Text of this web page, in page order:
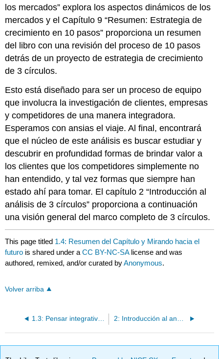
los mercados” explora los aspectos dinámicos de los
mercados y el Capítulo 9 “Resumen: Estrategia de
crecimiento en 10 pasos” proporciona un resumen
del libro con una revisión del proceso de 10 pasos
detrás de un proyecto de estrategia de crecimiento
de 3 círculos.
Esto está diseñado para ser un proceso de equipo
que involucra la investigación de clientes, empresas
y competidores de una manera integradora.
Esperamos con ansias el viaje. Al final, encontrará
que el núcleo de este análisis es buscar estudiar y
descubrir en profundidad formas de brindar valor a
los clientes que los competidores simplemente no
han entendido, y tal vez formas que siempre han
estado ahí para tomar. El capítulo 2 “Introducción al
análisis de 3 círculos” proporciona a continuación
una visión general del marco completo de 3 círculos.
This page titled 1.4: Resumen del Capítulo y Mirando hacia el
futuro is shared under aCC BY-NC-SA license and was
authored, remixed, and/or curated byAnonymous.
Volver arriba
1.3: Pensar integrativamente sobre el valor del cliente, la posición competitiva y las capacidades 2: Introducción al análisis de tres círculos